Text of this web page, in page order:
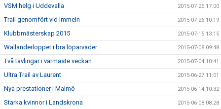
VSM helg i Uddevalla 2015-07-26 17:00
Trail genomfört vid Immeln 2015-07-26 10:19
Klubbmästerskap 2015 2015-07-15 13:15
Wallanderloppet i bra löparväder 2015-07-08 09:48
Två tävlingar i varmaste veckan 2015-07-04 10:41
Ultra Trail av Laurent 2015-06-27 11:01
Nya prestationer i Malmö 2015-06-14 10:32
Starka kvinnor i Landskrona 2015-06-08 08:28